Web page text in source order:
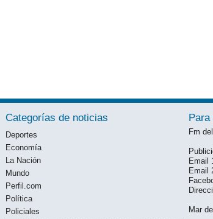
Categorías de noticias
Deportes
Economía
La Nación
Mundo
Perfil.com
Política
Policiales
Fm
Email
Email
Mar